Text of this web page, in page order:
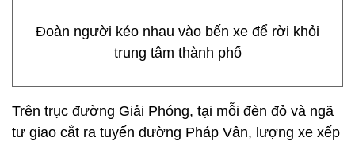
Đoàn người kéo nhau vào bến xe để rời khỏi
trung tâm thành phố
Trên trục đường Giải Phóng, tại mỗi đèn đỏ và ngã
tư giao cắt ra tuyến đường Pháp Vân, lượng xe xếp